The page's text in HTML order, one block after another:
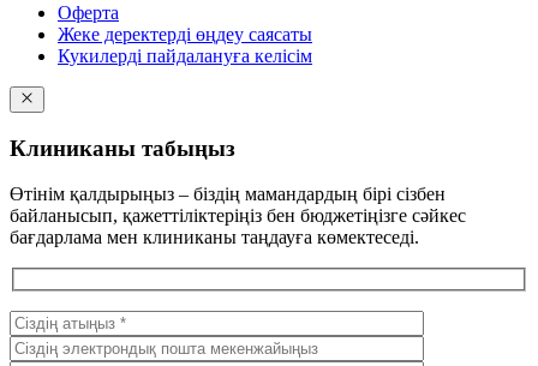
Оферта
Жеке деректерді өңдеу саясаты
Кукилерді пайдалануға келісім
Клиниканы табыңыз
Өтінім қалдырыңыз – біздің мамандардың бірі сізбен
байланысып, қажеттіліктеріңіз бен бюджетіңізге сәйкес
бағдарлама мен клиниканы таңдауға көмектеседі.